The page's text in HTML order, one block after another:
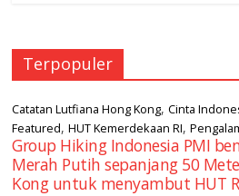
Terpopuler
Catatan Lutfiana Hong Kong,Cinta
Featured,HUT Kemerdekaan RI,
Group Hiking Indonesia PMI
Merah Putih sepanjang 50
Kong untuk menyambut HUT